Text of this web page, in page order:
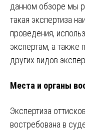
данном обзоре мы
такая экспертиза
проведения,
экспертам, а также
других видов
Места и органы
Экспертиза
востребована в